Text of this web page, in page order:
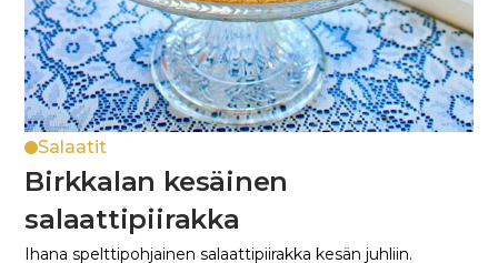
Salaatit
Birkkalan kesäinen
salaattipiirakka
Ihana spelttipohjainen salaattipiirakka kesän juhliin.